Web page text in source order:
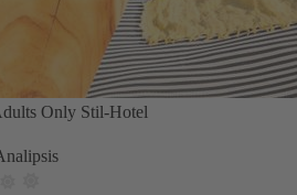
Only Stil-Hotel